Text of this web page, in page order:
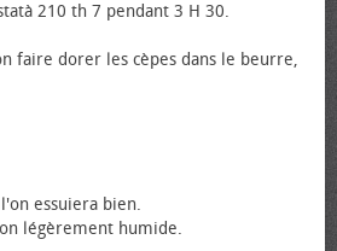
210 th 7 pendant 3 H 30.
faire dorer les cèpes dans le beurre,
essuiera bien.
légèrement humide.